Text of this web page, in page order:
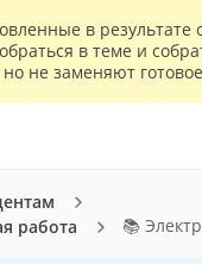
в результате
в теме и
не заменяют
работа
📚